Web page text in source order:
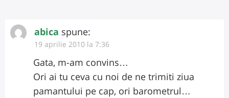
abica spune:
19 aprilie 2010 la 7:36
Gata, m-am convins…
Ori ai tu ceva cu noi de ne trimiti ziua
pamantului pe cap, ori barometrul…